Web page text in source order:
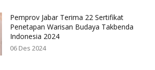
Pemprov Jabar Terima 22 Sertifikat
Penetapan Warisan Budaya Takbenda
Indonesia 2024
06 Des 2024